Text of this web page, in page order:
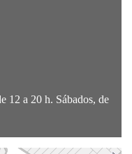
12 a 20 h. Sábados, de